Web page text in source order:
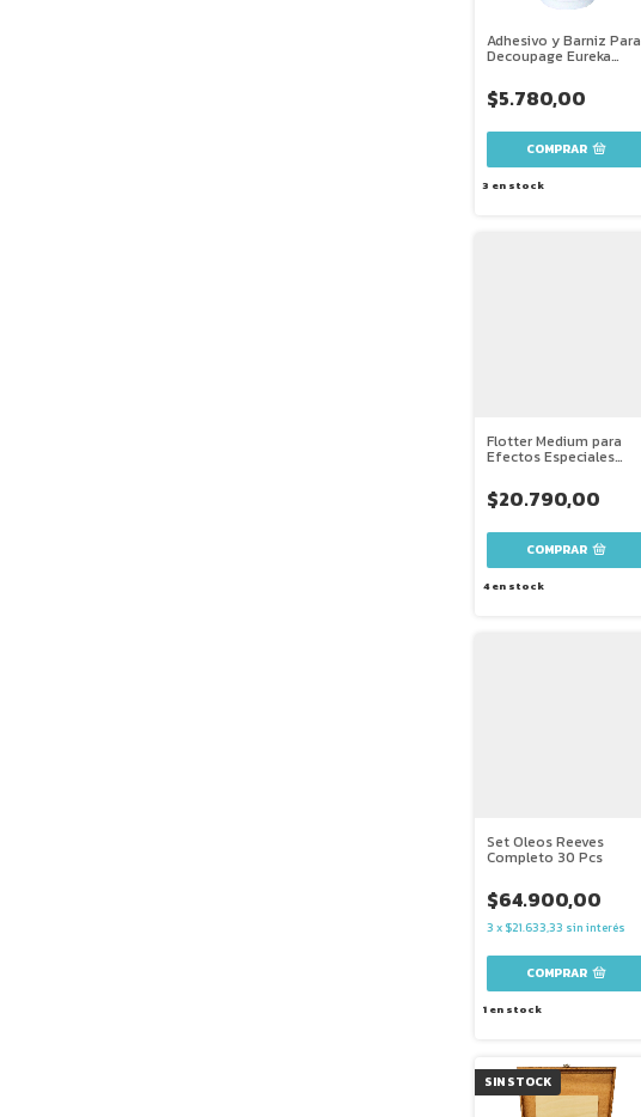
Adhesivo y Barniz Para
Decoupage Eureka
$5.780,00
3 en stock
Flotter Medium para
Efectos Especiales
$20.790,00
4en stock
Set Oleos Reeves
Completo 30 Pcs
$64.900,00
3 x $21.633,33 sin interés
1en stock
SIN STOCK